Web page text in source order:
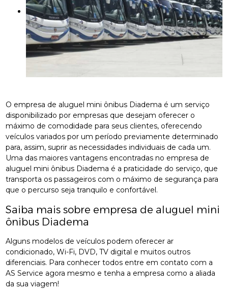
O empresa de aluguel mini ônibus Diadema é um serviço
disponibilizado por empresas que desejam oferecer o
máximo de comodidade para seus clientes, oferecendo
veículos variados por um período previamente determinado
para, assim, suprir as necessidades individuais de cada um.
Uma das maiores vantagens encontradas no empresa de
aluguel mini ônibus Diadema é a praticidade do serviço, que
transporta os passageiros com o máximo de segurança para
que o percurso seja tranquilo e confortável.
Saiba mais sobre empresa de aluguel mini
ônibus Diadema
Alguns modelos de veículos podem oferecer ar
condicionado, Wi-Fi, DVD, TV digital e muitos outros
diferenciais. Para conhecer todos entre em contato com a
AS Service agora mesmo e tenha a empresa como a aliada
da sua viagem!